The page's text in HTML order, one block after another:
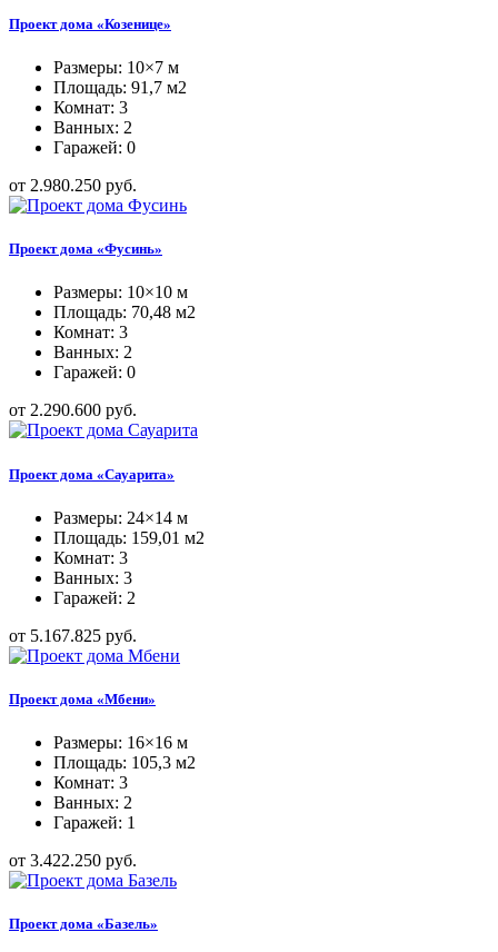
Проект дома «Козенице»
Размеры: 10×7 м
Площадь: 91,7 м2
Комнат: 3
Ванных: 2
Гаражей: 0
от 2.980.250 руб.
Проект дома «Фусинь»
Размеры: 10×10 м
Площадь: 70,48 м2
Комнат: 3
Ванных: 2
Гаражей: 0
от 2.290.600 руб.
Проект дома «Сауарита»
Размеры: 24×14 м
Площадь: 159,01 м2
Комнат: 3
Ванных: 3
Гаражей: 2
от 5.167.825 руб.
Проект дома «Мбени»
Размеры: 16×16 м
Площадь: 105,3 м2
Комнат: 3
Ванных: 2
Гаражей: 1
от 3.422.250 руб.
Проект дома «Базель»